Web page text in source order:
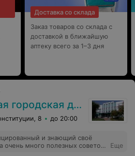
Доставка со склада
Заказ товаров со склада с
доставкой в ближайшую
аптеку всего за 1–3 дня
детская поликлиника №2
8 до 20:00
и знающий своё
очень много полезных советов
Еще